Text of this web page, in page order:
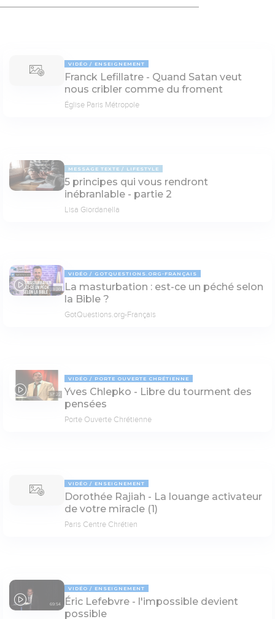
VIDÉO ENSEIGNEMENT
Franck Lefillatre - Quand Satan veut
nous cribler comme du froment
Église Paris Métropole
MESSAGE TEXTE LIFESTYLE
5 principes qui vous rendront
inébranlable - partie 2
Lisa Giordanella
03:20
VIDÉO GOTQUESTIONS.ORG-FRANÇAIS
La masturbation : est-ce un péché selon
la Bible ?
GotQuestions.org-Français
57:22
VIDÉO PORTE OUVERTE CHRÉTIENNE
Yves Chlepko - Libre du tourment des
pensées
Porte Ouverte Chrétienne
VIDÉO ENSEIGNEMENT
Dorothée Rajiah - La louange activateur
de votre miracle (1)
Paris Centre Chrétien
69:54
VIDÉO ENSEIGNEMENT
Éric Lefebvre - l'impossible devient
possible